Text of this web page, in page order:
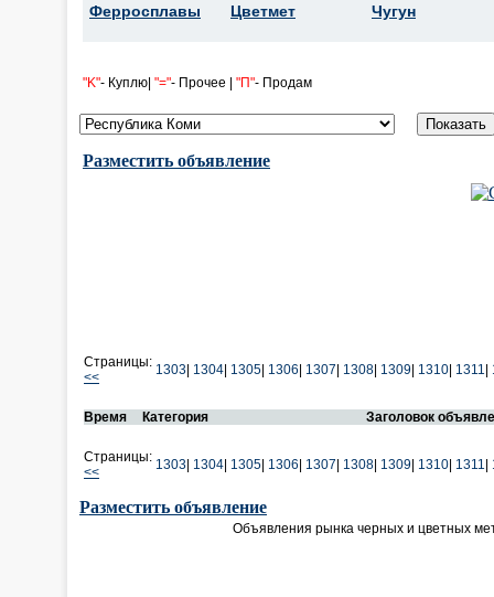
Ферросплавы
Цветмет
Чугун
"K"- Куплю| "="- Прочее | "П"- Продам
Разместить объявление
Страницы:
<<
1303 1304 1305 1306 1307 1308 1309 1310 1311
Время Категория Заголовок
Страницы:
<<
1303 1304 1305 1306 1307 1308 1309 1310 1311
Разместить объявление
Объявления рынка черных и цветных